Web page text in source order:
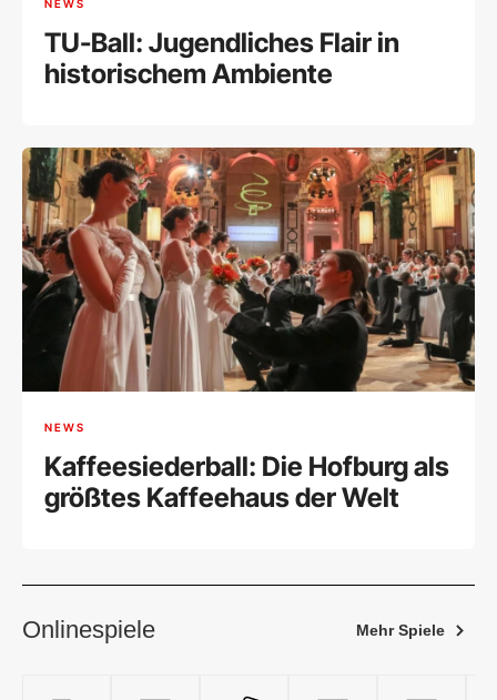
NEWS
TU-Ball: Jugendliches Flair in
historischem Ambiente
NEWS
Kaffeesiederball: Die Hofburg als
größtes Kaffeehaus der Welt
Onlinespiele Mehr Spiele